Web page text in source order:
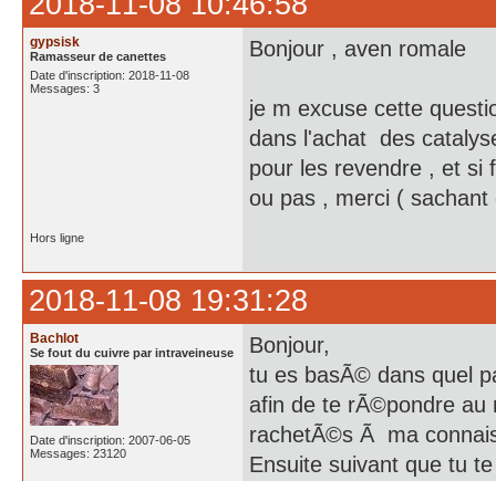
gypsisk
Ramasseur de canettes
Date d'inscription: 2018-11-08
Messages: 3
Bonjour , aven romale
je m excuse cette
dans l'achat des
pour les revendre , et si
ou pas , merci (
Hors ligne
2018-11-08 19:31:28
Bachlot
Se fout du cuivre par intraveineuse
Date d'inscription: 2007-06-05
Messages: 23120
Bonjour,
tu es basÃ© dans quel
afin de te rÃ©pondre au
rachetÃ©s Ã ma
Ensuite suivant que tu